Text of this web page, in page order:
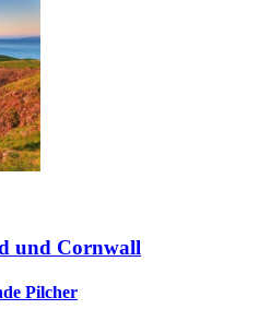
und Cornwall
Pilcher